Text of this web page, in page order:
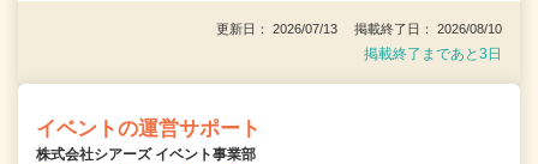
更新日： 2026/07/13 掲載終了日： 2026/08/10
掲載終了まであと3日
イベントの運営サポート
株式会社シアーズ イベント事業部